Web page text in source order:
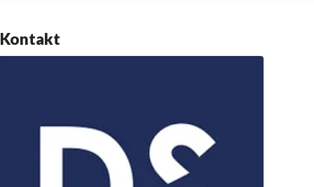
Hautprobleme lösen und Pflegeerlebnisse bieten:
Daran arbeiten die rund 200 Mitarbeiter*innen – ob in
Österreich, Italien, der Schweiz und den Niederlanden
in der Apotheke erhältlich.www.dermasence.de
Kontakt